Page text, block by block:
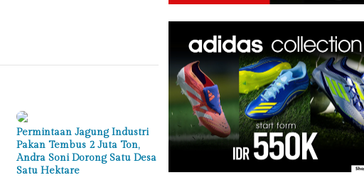
Permintaan Jagung Industri
Pakan Tembus 2 Juta Ton,
Andra Soni Dorong Satu Desa
Satu Hektare